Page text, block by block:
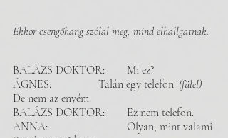
Ekkor csengőhang szólal meg, mind elhallgatnak.
BALÁZS DOKTOR: 	Mi ez?
ÁGNES: 		Talán egy telefon. (fülel)
De nem az enyém.
BALÁZS DOKTOR: 	Ez nem telefon.
ANNA: 			Olyan, mint valami